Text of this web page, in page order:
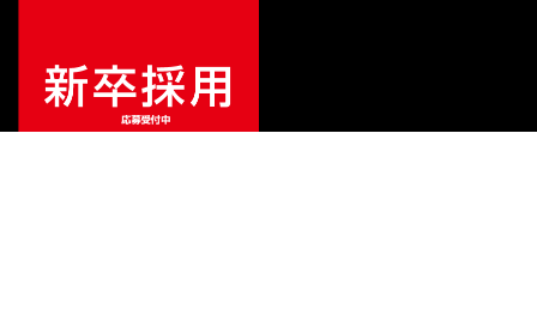
販売価格¥1,100（税込）